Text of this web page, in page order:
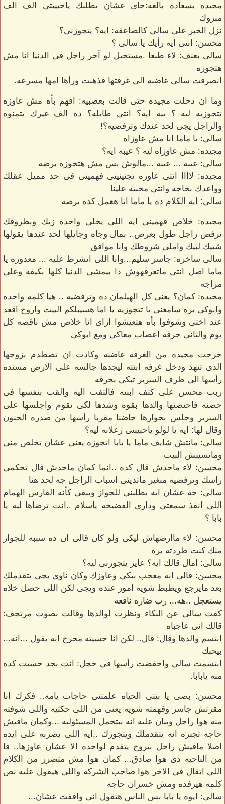
مجيده بسعاده بالغه:جاى عشان يطلبك ياحبيبتى الف الف
مبروك
نزل الخبر على سالى كالصاعقه: ايه؟ يتجوزنى؟
محسن: انتى ايه رأيك يا سالى ؟
سالى بعنف: لاء طبعا .مستحيل لو آخر راجل فى الدنيا انا مش
هتجوزه
انصرفت سالى غاضبه الى غرفتها فذهبت ورأها امها مسرعه.
وما ان دخلت مجيده حتى قالت بعصبيه: افهم بأه مش عاوزه
تتجوزيه ليه ؟ يبه ايه؟ انتى طايله؟ ده الف غيرك يتمنوه
والراجل يجى لحد عندك وترفضيه؟!
سالى: يا ماما انا مش عاوزاه
مجيده: مش عاوزاه ليه ؟ عيبه ايه؟
سالى: عيبه ... عيبه ...مالوش بس مش هتجوزه برضه
مجيده: لاااا انتى عاوزه تجنينينى فهمينى فى حد مميل عقلك
وواعدك بحاجه وانتى مخبيه علينا
سالى: ايه الكلام ده يا ماما انا هعمل كده برضه
مجيده: خلاص فهمينى ايه اللى يخلى واحده زيك وبظروفك
ترفض راجل طول بعرض.. بمال وجاه وجايلها لحد عندها يقولها
شبيك لبيك واملى شروطك وانا موافق
سالى ساخره: جاسر سليم...وانا اللى اتشرط عليه ... معذوره يا
ماما اصل انتى ماتعرفهوش دا بيمشى الدنيا كلها بكيفه وعلى
مزاجه
مجيده: كمان؟ يعنى كل الهيلمان ده وترفضيه .. هيا كلمه واحده
وابوكى بره سامعنى يا تتجوزيه يا اما هسيبلكم البيت واروح اقعد
عند اختى وشوفوا بأه هتعيشوا ازاى انا خلاص مش ناقصه كل
يوم والتانى حرقه اعصاب معاكى ومع ابوكى
خرجت مجيده من الغرفه غاضبه وكادت ان تصطدم بزوجها
الذى تنهد ودخل غرفه ابنته ليجدها جالسه على الارض مسنده
رأسها الى طرف السرير تبكى بحرقه
ربت محسن على كتف ابنته فالتفت اليه والقت بنفسها فى
حضنه فاحتضنها والدها بقوه وشدها لكى تقوم واجلسها على
السرير وجلس بجوارها حاضنا مقربا رأسها من صدره الحنون
وقال لها: ايه يا لولو ياحبيبتى زعلانه ليه؟
سالى: مانتش شايف ماما يا بابا اتجوزه يعنى عشان تخلص منى
وماتسيبش البيت
محسن: لاء ماحدش قال كده ..انما كمان ماحدش قال تحكمى
راسك وترفضيه منغير ماتدينى اسباب الراجل جه لحد هنا
سالى: جه عشان ايه يطلبنى للجواز ويبقى كأنه الفارس الهمام
اللى انقذ سمعتى ودارى الفضيحه ياسلام ..انت ترضاها ليه يا
بابا ؟
محسن: لاء ماارضهاش ليكى ولو كان قالى ان ده سببه للجواز
منك كنت طردته بره
سالى: امال قالك ايه؟ عايز يتجوزنى ليه؟
محسن: قالى انه معجب بيكى وعاوزك وكان ناوى يجى يتقدملك
بعد مايرجع ويظبط شويه امور عنده ويجى لكن اللى حصل خلاه
يستعجل ..هه... رب ضاره نافعه
كفت سالى عن البكاء ونظرت لوالدها وقالت بصوت مرتجف:
قالك انى عاجباه
ابتسم والدها وقال: قال.. لكن انا حسيته محرج انه يقول ...انه...
بيحبك
ابتسمت سالى واخفضت رأسها فى خجل: انت بجد حسيت كده
منه يابابا.
محسن: بصى يا بنتى الحياه علمتنى حاجات يامه.. فكرك انا
مقرتش جاسر وفهمته شويه يعنى من اللى حكتيه واللى شوفته
منه هوا راجل ويبان عليه انه بيتحمل المسئوليه ...وكمان مافيش
حاجه تجبره انه يتقدملك ويتجوزك ..ايه اللى يضربه على ايده
اصلا مافيش راجل بيروح يتقدم لواحده الا عشان عاوزها.. فا
من الناحيه دى هوا صادق... كمان هوا مش متضرر من الكلام
اللى اتقال فى الاخر هوا صاحب الشركه واللى هيقول عليه نص
كلمه هيرفده ومش خسران حاجه
سالى: ايوه يا بابا بس الناس هتقول انى وافقت عشان...